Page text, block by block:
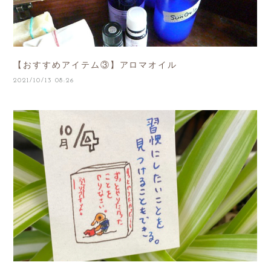
【おすすめアイテム③】アロマオイル
2021/10/13 08:26